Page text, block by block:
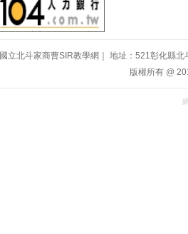
國立北斗家商曹SIR教學網｜ 地址：521彰化縣
版權所有 @